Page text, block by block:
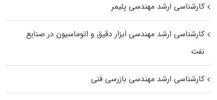
کارشناسی ارشد مهندسی پلیمر
کارشناسی ارشد مهندسی ابزار دقیق و اتوماسیون در صنایع
نفت
کارشناسی ارشد مهندسی بازرسی فنی